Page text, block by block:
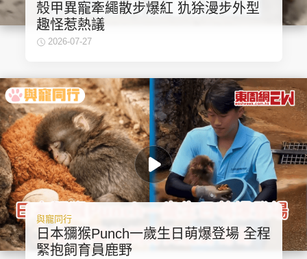
殼甲異寵牽繩散步爆紅 犰狳漫步外型
趣怪惹熱議
2026-07-27
與寵同行
日本獼猴Punch一歲生日萌爆登場 全程
緊抱飼育員鹿野